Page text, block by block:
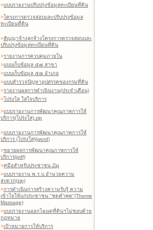
>แบบรายงานปรับปรุงข้อมูลทะเบียนที่ดิน
>โครงการตรวจสอบและปรับปรุงข้อมูล
ทะเบียนที่ดิน
>สัญญาจ้างลูกจ้างโครงการตรวจสอบและ
ปรับปรุงข้อมูลทะเบียนที่ดิน
>รายงานการควบคุมภายใน
>แบบเก็บข้อมูล ๕๗ สาขา
>แบบเก็บข้อมูล ๕๗ อำเภอ
>แบบสำรวจปัญหาอุปสรรคของกรมที่ดิน
>รายงานผลการดำเนินงาน(ประจำเดือน)
>โปร่งใส ใส่ใจบริการ
>แบบรายงานการพัฒนาคุณภาพการให้
บริการ(โปร่งใส).zip
>แบบรายงานการพัฒนาคุณภาพการให้
บริการ (โปร่งใส)(word)
>ขยายผลการพัฒนาคุณภาพการให้
บริการ(pdf)
>คู่มือสำหรับประชาชน Zip
>แบบรายงาน พ.ร.บ.อำนวยความ
สะดวก(zip)
>การดำเนินการสร้างความรับรู้ ความ
เข้าใจให้แก่ประชาชน "ชุดคำพูด"(Theme
Massage)
>แบบรายงานออกโฉนดที่ดินฯไม่ชอบด้วย
กฎหมาย
>เป้าหมายการให้บริการ